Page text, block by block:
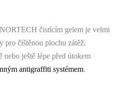
čistícím gelem je velmi
pro čištěnou plochu zátěž.
nebo ještě lépe před útokem
antigraffiti systémem.